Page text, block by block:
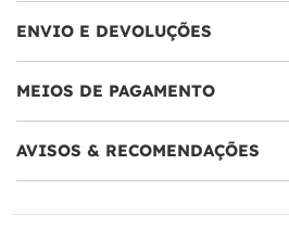
ENVIO E DEVOLUÇÕES
MEIOS DE PAGAMENTO
AVISOS & RECOMENDAÇÕES